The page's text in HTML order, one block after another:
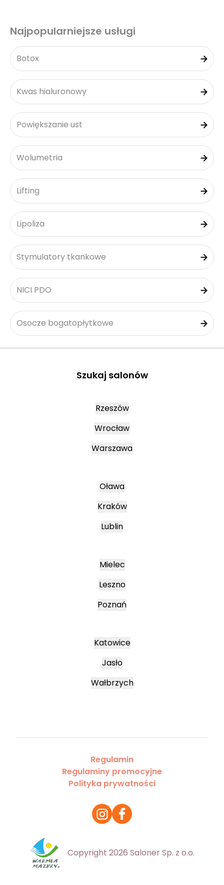
Najpopularniejsze usługi
Botox
Kwas hialuronowy
Powiększanie ust
Wolumetria
Lifting
Lipoliza
Stymulatory tkankowe
NICI PDO
Osocze bogatopłytkowe
Szukaj salonów
Rzeszów
Wrocław
Warszawa
Oława
Kraków
Lublin
Mielec
Leszno
Poznań
Katowice
Jasło
Wałbrzych
Regulamin
Regulaminy promocyjne
Polityka prywatności
Copyright 2026 Saloner Sp. z o.o.